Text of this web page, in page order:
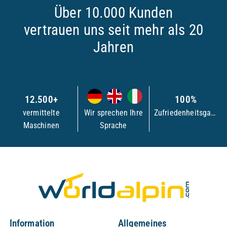
Über 10.000 Kunden
vertrauen uns seit mehr als 20
Jahren
12.500+
vermittelte
Maschinen
Wir sprechen Ihre
Sprache
100%
Zufriedenheitsgarantie
Information Allgemeines